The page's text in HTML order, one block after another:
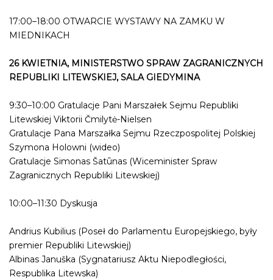
17:00–18:00 OTWARCIE WYSTAWY NA ZAMKU W
MIEDNIKACH
26 KWIETNIA, MINISTERSTWO SPRAW ZAGRANICZNYCH
REPUBLIKI LITEWSKIEJ, SALA GIEDYMINA
9:30–10:00 Gratulacje Pani Marszałek Sejmu Republiki
Litewskiej Viktorii Čmilytė-Nielsen
Gratulacje Pana Marszałka Sejmu Rzeczpospolitej Polskiej
Szymona Holowni (wideo)
Gratulacje Simonas Šatūnas (Wiceminister Spraw
Zagranicznych Republiki Litewskiej)
10:00–11:30 Dyskusja
Andrius Kubilius (Poseł do Parlamentu Europejskiego, były
premier Republiki Litewskiej)
Albinas Januška (Sygnatariusz Aktu Niepodległości,
Respublika Litewska)